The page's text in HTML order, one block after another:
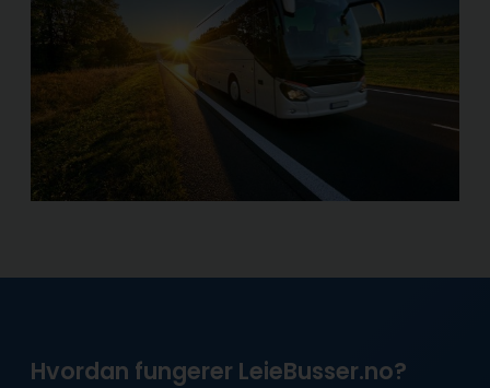
Hvordan fungerer LeieBusser.no?